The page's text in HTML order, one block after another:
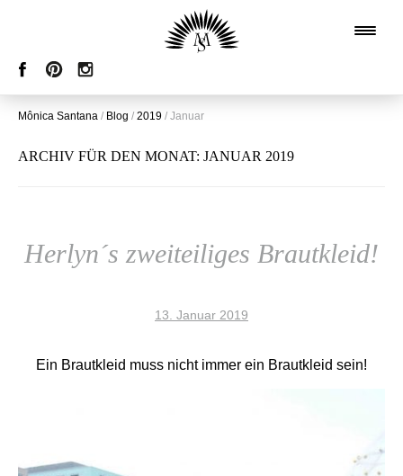
Mônica Santana / Blog / 2019 / Januar
ARCHIV FÜR DEN MONAT: JANUAR 2019
Herlyn´s zweiteiliges Brautkleid!
13. Januar 2019
Ein Brautkleid muss nicht immer ein Brautkleid sein!